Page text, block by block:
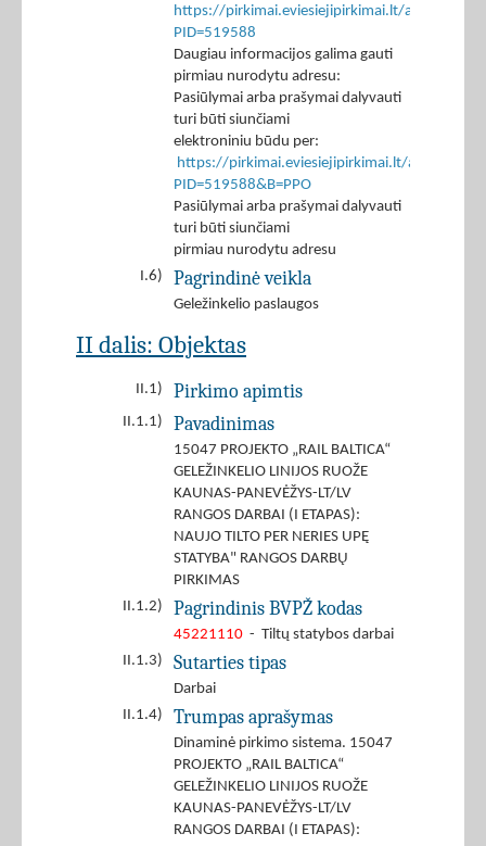
https://pirkimai.eviesiejipirkimai.lt/app/rfq/
PID=519588
Daugiau informacijos galima gauti
pirmiau nurodytu adresu:
Pasiūlymai arba prašymai dalyvauti
turi būti siunčiami
elektroniniu būdu per:
https://pirkimai.eviesiejipirkimai.lt/app/rfq/
PID=519588&B=PPO
Pasiūlymai arba prašymai dalyvauti
turi būti siunčiami
pirmiau nurodytu adresu
I.6)
Pagrindinė veikla
Geležinkelio paslaugos
II dalis: Objektas
II.1) Pirkimo apimtis
II.1.1) Pavadinimas
15047 PROJEKTO „RAIL BALTICA“
GELEŽINKELIO LINIJOS RUOŽE
KAUNAS-PANEVĖŽYS-LT/LV
RANGOS DARBAI (I ETAPAS):
NAUJO TILTO PER NERIES UPĘ
STATYBA" RANGOS DARBŲ
PIRKIMAS
II.1.2)
Pagrindinis BVPŽ kodas
45221110 - Tiltų statybos darbai
II.1.3)
Sutarties tipas
Darbai
II.1.4)
Trumpas aprašymas
Dinaminė pirkimo sistema. 15047
PROJEKTO „RAIL BALTICA“
GELEŽINKELIO LINIJOS RUOŽE
KAUNAS-PANEVĖŽYS-LT/LV
RANGOS DARBAI (I ETAPAS):